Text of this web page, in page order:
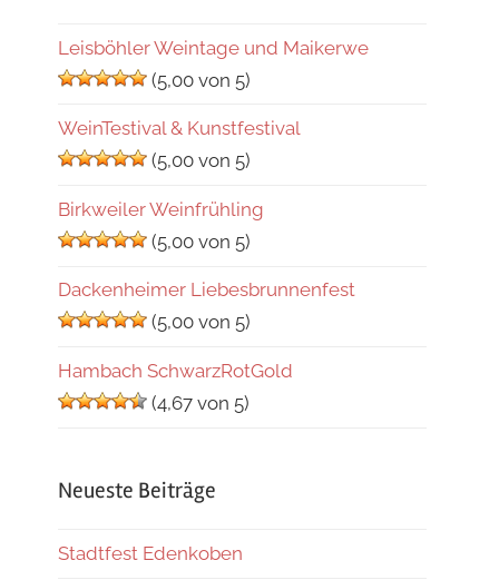
Leisböhler Weintage und Maikerwe
(5,00 von 5)
WeinTestival & Kunstfestival
(5,00 von 5)
Birkweiler Weinfrühling
(5,00 von 5)
Dackenheimer Liebesbrunnenfest
(5,00 von 5)
Hambach SchwarzRotGold
(4,67 von 5)
Neueste Beiträge
Stadtfest Edenkoben